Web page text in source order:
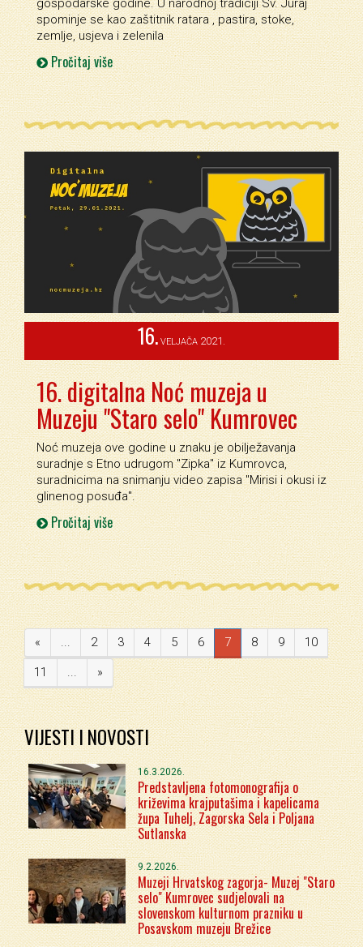
gospodarske godine. U narodnoj tradiciji Sv. Juraj
spominje se kao zaštitnik ratara , pastira, stoke,
zemlje, usjeva i zelenila
Pročitaj više
16. VELJAČA 2021.
16. digitalna Noć muzeja u
Muzeju "Staro selo" Kumrovec
Noć muzeja ove godine u znaku je obilježavanja
suradnje s Etno udrugom ''Zipka'' iz Kumrovca,
suradnicima na snimanju video zapisa ''Mirisi i okusi iz
glinenog posuđa''.
Pročitaj više
« ... 2 3 4 5 6 7 8 9 10
11 ... »
VIJESTI I NOVOSTI
16.3.2026.
Predstavljena fotomonografija o
križevima krajputašima i kapelicama
župa Tuhelj, Zagorska Sela i Poljana
Sutlanska
9.2.2026.
Muzeji Hrvatskog zagorja- Muzej "Staro
selo" Kumrovec sudjelovali na
slovenskom kulturnom prazniku u
Posavskom muzeju Brežice